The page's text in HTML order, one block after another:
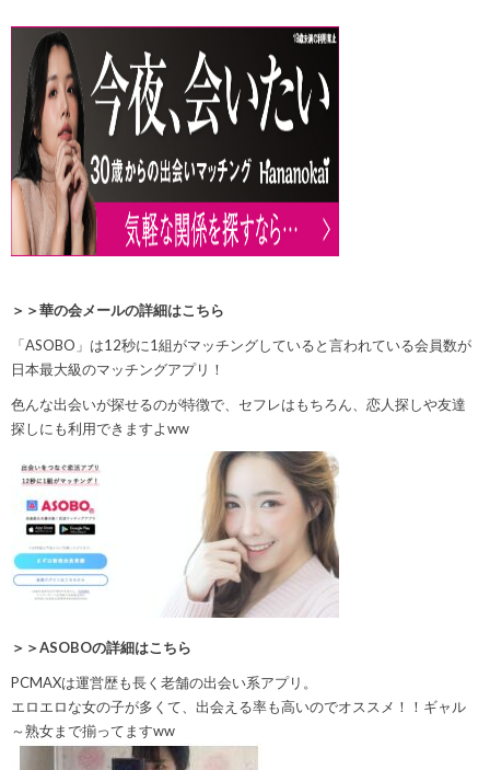
＞＞華の会メールの詳細はこちら
「ASOBO」は12秒に1組がマッチングしていると言われている会員数が
日本最大級のマッチングアプリ！
色んな出会いが探せるのが特徴で、セフレはもちろん、恋人探しや友達
探しにも利用できますよww
＞＞ASOBOの詳細はこちら
PCMAXは運営歴も長く老舗の出会い系アプリ。
エロエロな女の子が多くて、出会える率も高いのでオススメ！！ ギャル
～熟女まで揃ってますww